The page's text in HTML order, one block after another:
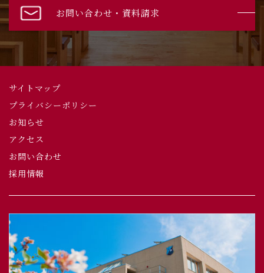
お問い合わせ・資料請求
サイトマップ
プライバシーポリシー
お知らせ
アクセス
お問い合わせ
採用情報